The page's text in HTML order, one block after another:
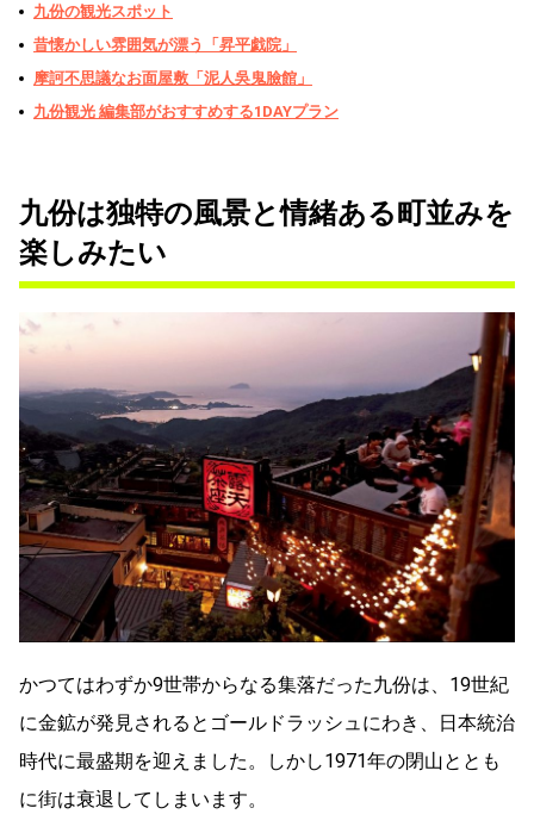
九份の観光スポット
昔懐かしい雰囲気が漂う「昇平戯院」
摩訶不思議なお面屋敷「泥人吳鬼臉館」
九份観光 編集部がおすすめする1DAYプラン
九份は独特の風景と情緒ある町並みを
楽しみたい
かつてはわずか9世帯からなる集落だった九份は、19世紀
に金鉱が発見されるとゴールドラッシュにわき、日本統治
時代に最盛期を迎えました。しかし1971年の閉山ととも
に街は衰退してしまいます。